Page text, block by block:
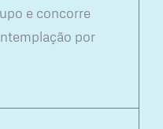
e concorre
por